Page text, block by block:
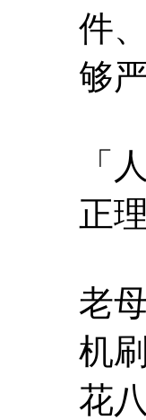
件
够
「
正
老
机
花